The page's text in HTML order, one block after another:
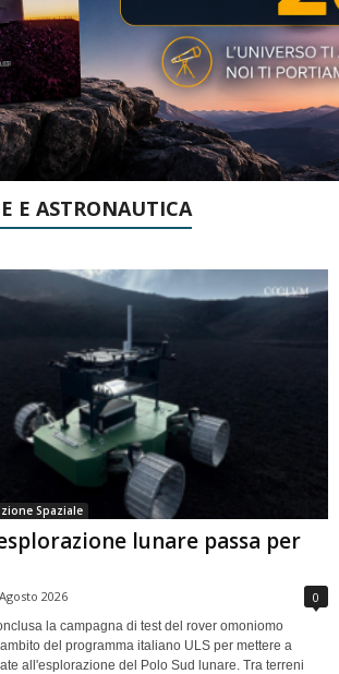
E ASTRONAUTICA
Spaziale
lunare passa per
2026 0
la campagna di test del rover omoniomo
del programma italiano ULS per mettere a
all'esplorazione del Polo Sud lunare. Tra terreni